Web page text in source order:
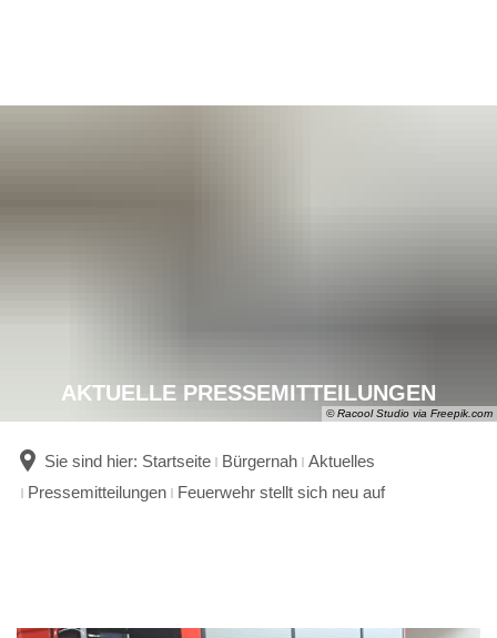
© Racool Studio via Freepik.com
AKTUELLE PRESSEMITTEILUNGEN
Sie sind hier: Startseite Bürgernah Aktuelles
Pressemitteilungen
Feuerwehr stellt sich neu auf